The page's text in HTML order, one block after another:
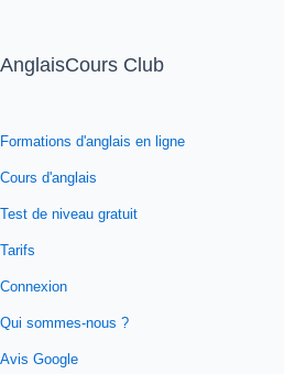
AnglaisCours Club
Formations d'anglais en ligne
Cours d'anglais
Test de niveau gratuit
Tarifs
Connexion
Qui sommes-nous ?
Avis Google